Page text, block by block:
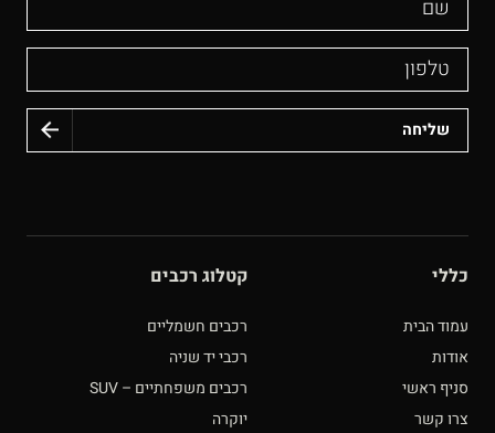
כללי
עמוד הבית
אודות
סניף ראשי
צרו קשר
קטלוג רכבים
רכבים חשמליים
רכבי יד שניה
רכבים משפחתיים – SUV
יוקרה